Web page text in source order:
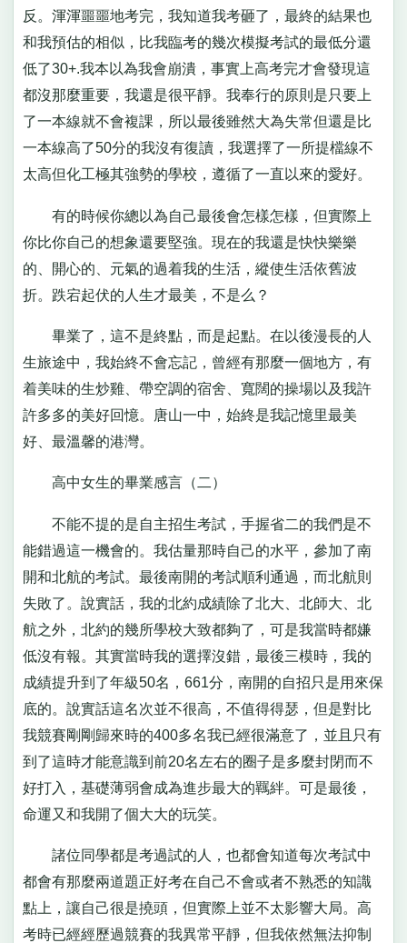
反。渾渾噩噩地考完，我知道我考砸了，最終的結果也
和我預估的相似，比我臨考的幾次模擬考試的最低分還
低了30+.我本以為我會崩潰，事實上高考完才會發現這
都沒那麼重要，我還是很平靜。我奉行的原則是只要上
了一本線就不會複課，所以最後雖然大為失常但還是比
一本線高了50分的我沒有復讀，我選擇了一所提檔線不
太高但化工極其強勢的學校，遵循了一直以來的愛好。
有的時候你總以為自己最後會怎樣怎樣，但實際上
你比你自己的想象還要堅強。現在的我還是快快樂樂
的、開心的、元氣的過着我的生活，縱使生活依舊波
折。跌宕起伏的人生才最美，不是么？
畢業了，這不是終點，而是起點。在以後漫長的人
生旅途中，我始終不會忘記，曾經有那麼一個地方，有
着美味的生炒雞、帶空調的宿舍、寬闊的操場以及我許
許多多的美好回憶。唐山一中，始終是我記憶里最美
好、最溫馨的港灣。
高中女生的畢業感言（二）
不能不提的是自主招生考試，手握省二的我們是不
能錯過這一機會的。我估量那時自己的水平，參加了南
開和北航的考試。最後南開的考試順利通過，而北航則
失敗了。說實話，我的北約成績除了北大、北師大、北
航之外，北約的幾所學校大致都夠了，可是我當時都嫌
低沒有報。其實當時我的選擇沒錯，最後三模時，我的
成績提升到了年級50名，661分，南開的自招只是用來保
底的。說實話這名次並不很高，不值得得瑟，但是對比
我競賽剛剛歸來時的400多名我已經很滿意了，並且只有
到了這時才能意識到前20名左右的圈子是多麼封閉而不
好打入，基礎薄弱會成為進步最大的羈絆。可是最後，
命運又和我開了個大大的玩笑。
諸位同學都是考過試的人，也都會知道每次考試中
都會有那麼兩道題正好考在自己不會或者不熟悉的知識
點上，讓自己很是撓頭，但實際上並不太影響大局。高
考時已經經歷過競賽的我異常平靜，但我依然無法抑制